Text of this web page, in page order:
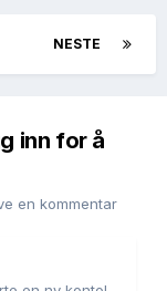
NESTE
inn for å
en kommentar